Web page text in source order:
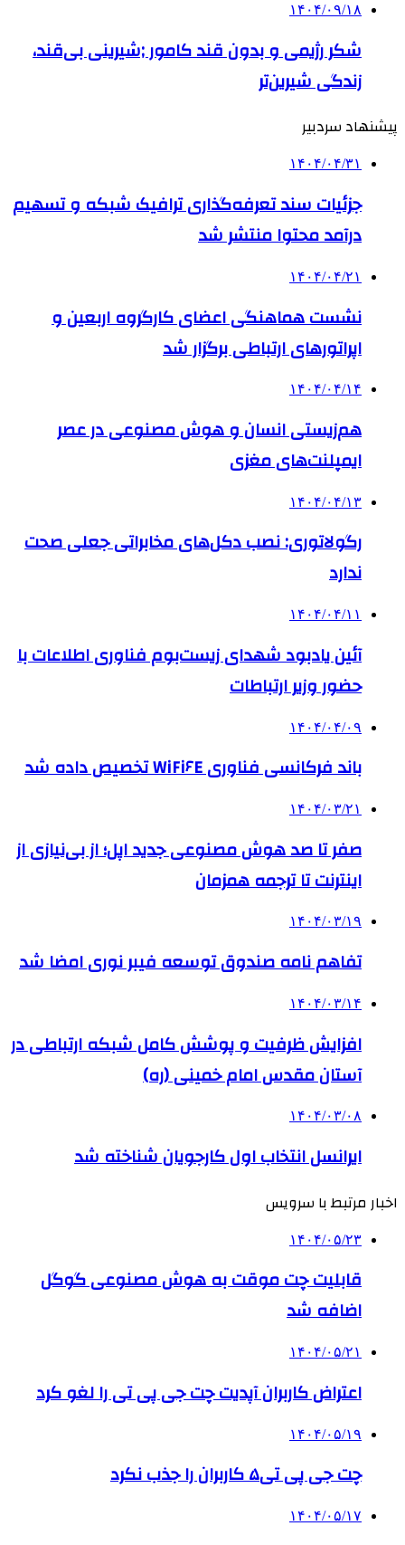
۱۴۰۴/۰۹/۱۸
شکر رژیمی و بدون قند کامور ;شیرینی بی‌قند،
زندگی شیرین‌تر
پیشنهاد سردبیر
۱۴۰۴/۰۴/۳۱
جزئیات سند تعرفه‌گذاری ترافیک شبکه و تسهیم
درآمد محتوا منتشر شد
۱۴۰۴/۰۴/۲۱
نشست هماهنگی اعضای کارگروه اربعین و
اپراتورهای ارتباطی برگزار شد
۱۴۰۴/۰۴/۱۴
هم‌زیستی انسان و هوش مصنوعی در عصر
ایمپلنت‌های مغزی
۱۴۰۴/۰۴/۱۳
رگولاتوری: نصب دکل‌های مخابراتی جعلی صحت
ندارد
۱۴۰۴/۰۴/۱۱
آئین یادبود شهدای زیست‌بوم فناوری اطلاعات با
حضور وزیر ارتباطات
۱۴۰۴/۰۴/۰۹
باند فرکانسی فناوری WiFi۶E تخصیص داده شد
۱۴۰۴/۰۳/۲۱
صفر تا صد هوش مصنوعی جدید اپل؛ از بی‌نیازی از
اینترنت تا ترجمه همزمان
۱۴۰۴/۰۳/۱۹
تفاهم نامه صندوق توسعه فیبر نوری امضا شد
۱۴۰۴/۰۳/۱۴
افزایش ظرفیت و پوشش کامل شبکه ارتباطی در
آستان مقدس امام خمینی (ره)
۱۴۰۴/۰۳/۰۸
ایرانسل انتخاب اول کارجویان شناخته شد
اخبار مرتبط با سرویس
۱۴۰۴/۰۵/۲۳
قابلیت چت موقت به هوش مصنوعی گوگل
اضافه شد
۱۴۰۴/۰۵/۲۱
اعتراض کاربران آپدیت چت جی پی تی را لغو کرد
۱۴۰۴/۰۵/۱۹
چت جی پی تی۵ کاربران را جذب نکرد
۱۴۰۴/۰۵/۱۷